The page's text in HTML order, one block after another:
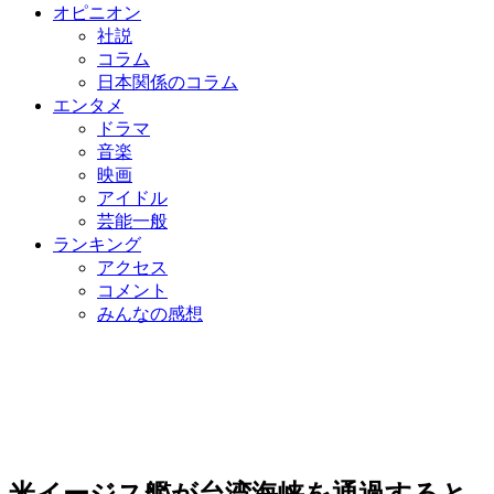
オピニオン
社説
コラム
日本関係のコラム
エンタメ
ドラマ
音楽
映画
アイドル
芸能一般
ランキング
アクセス
コメント
みんなの感想